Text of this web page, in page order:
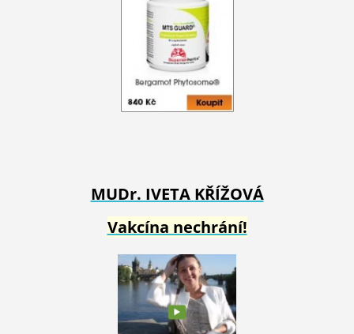
MUDr. IVETA KŘÍŽOVÁ
Vakcína nechrání!